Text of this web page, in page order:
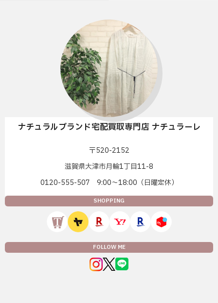
ナチュラルブランド宅配買取専門店 ナチュラーレ
〒520-2152
滋賀県大津市月輪1丁目11-8
0120-555-507 9:00〜18:00（日曜定休）
SHOPPING
FOLLOW ME